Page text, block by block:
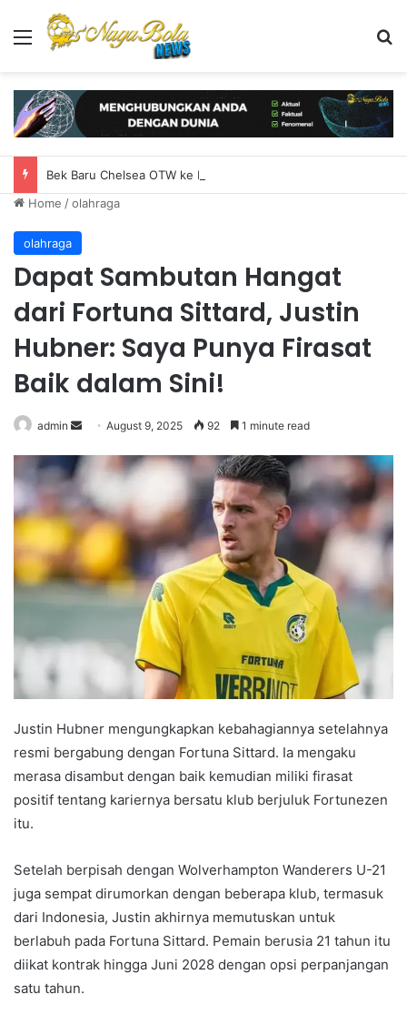
Menu
Home /olahraga
olahraga
Dapat Sambutan Hangat
dari Fortuna Sittard, Justin
Hubner: Saya Punya Firasat
Baik dalam Sini!
admin
n
n
m
l
August 9, 2025 92 1 minute read
Justin Hubner mengungkapkan kebahagiannya setelahnya
resmi bergabung dengan Fortuna Sittard. Ia mengaku
merasa disambut dengan baik kemudian miliki firasat
positif tentang kariernya bersatu klub berjuluk Fortunezen
itu.
Setelah berpisah dengan Wolverhampton Wanderers U-21
juga sempat dirumorkan dengan beberapa klub, termasuk
dari Indonesia, Justin akhirnya memutuskan untuk
berlabuh pada Fortuna Sittard. Pemain berusia 21 tahun itu
diikat kontrak hingga Juni 2028 dengan opsi perpanjangan
satu tahun.